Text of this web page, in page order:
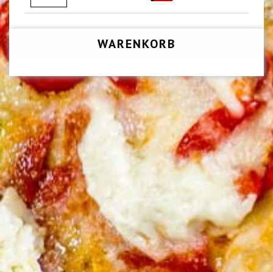
WARENKORB